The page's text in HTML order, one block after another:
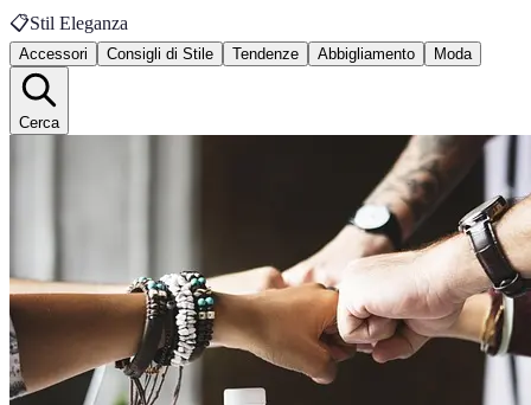
📋Stil Eleganza
Accessori Consigli di Stile Tendenze Abbigliamento Moda
Cerca